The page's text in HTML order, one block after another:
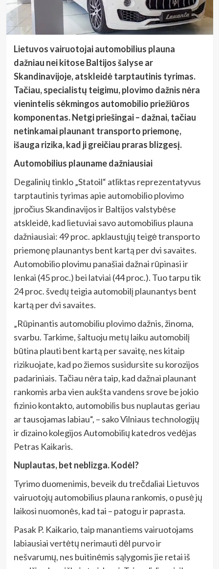
Lietuvos vairuotojai automobilius plauna
dažniau nei kitose Baltijos šalyse ar
Skandinavijoje, atskleidė tarptautinis tyrimas.
Tačiau, specialistų teigimu, plovimo dažnis nėra
vienintelis sėkmingos automobilio priežiūros
komponentas. Netgi priešingai – dažnai, tačiau
netinkamai plaunant transporto priemonę,
išauga rizika, kad ji greičiau praras blizgesį.
Automobilius plauname dažniausiai
Degalinių tinklo „Statoil“ atliktas reprezentatyvus
tarptautinis tyrimas apie automobilio plovimo
įpročius Skandinavijos ir Baltijos valstybėse
atskleidė, kad lietuviai savo automobilius plauna
dažniausiai: 49 proc. apklaustųjų teigė transporto
priemonę plaunantys bent kartą per dvi savaites.
Automobilio plovimu panašiai dažnai rūpinasi ir
lenkai (45 proc.) bei latviai (44 proc.). Tuo tarpu tik
24 proc. švedų teigia automobilį plaunantys bent
kartą per dvi savaites.
„Rūpinantis automobiliu plovimo dažnis, žinoma,
svarbu. Tarkime, šaltuoju metų laiku automobilį
būtina plauti bent kartą per savaitę, nes kitaip
rizikuojate, kad po žiemos susidursite su korozijos
padariniais. Tačiau nėra taip, kad dažnai plaunant
rankomis arba vien aukšta vandens srove be jokio
fizinio kontakto, automobilis bus nuplautas geriau
ar tausojamas labiau“, – sako Vilniaus technologijų
ir dizaino kolegijos Automobilių katedros vedėjas
Petras Kaikaris.
Nuplautas, bet neblizga. Kodėl?
Tyrimo duomenimis, beveik du trečdaliai Lietuvos
vairuotojų automobilius plauna rankomis, o pusė jų
laikosi nuomonės, kad tai – patogu ir paprasta.
Pasak P. Kaikario, taip manantiems vairuotojams
labiausiai vertėtų nerimauti dėl purvo ir
nešvarumų, nes buitinėmis sąlygomis jie retai iš